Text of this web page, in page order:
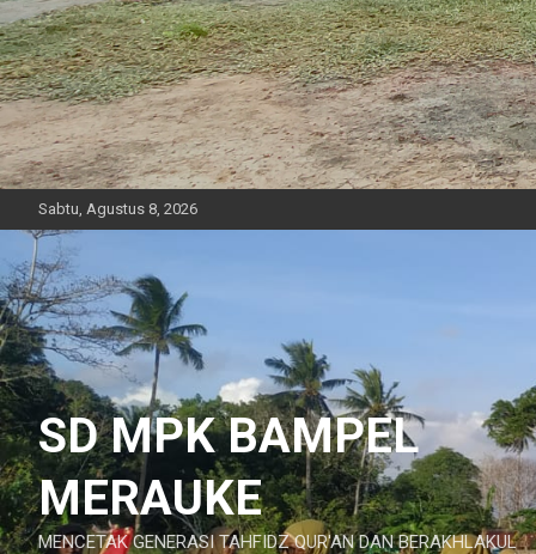
Sabtu, Agustus 8, 2026
SD MPK BAMPEL
MERAUKE
MENCETAK GENERASI TAHFIDZ QUR'AN DAN BERAKHLAKUL